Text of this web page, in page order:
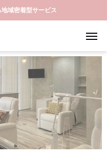
域密着型サービス